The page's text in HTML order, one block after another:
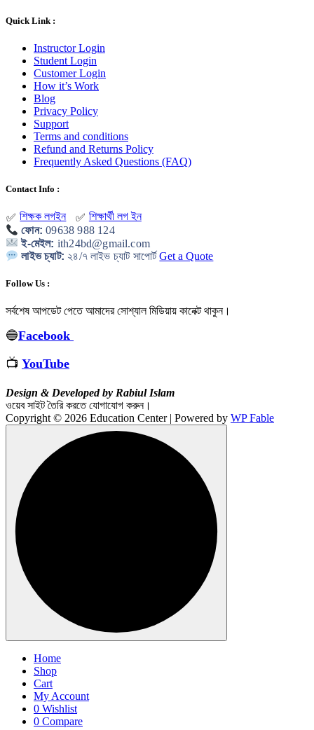
Quick Link :
Instructor Login
Student Login
Customer Login
How it’s Work
Blog
Privacy Policy
Support
Terms and conditions
Refund and Returns Policy
Frequently Asked Questions (FAQ)
Contact Info :
✅ শিক্ষক লগইন ✅ শিক্ষার্থী লগ ইন
ফোন: 09638 988 124
ই-মেইল: ith24bd@gmail.com
লাইভ চ্যাট: ২৪/৭ লাইভ চ্যাট সাপোর্টGet a Quote
Follow Us :
সর্বশেষ আপডেট পেতে আমাদের সোশ্যাল মিডিয়ায় কানেক্ট থাকুন।
🔵Facebook
📺 YouTube
Design & Developed by Rabiul Islam
ওয়েব সাইট তৈরি করতে যোগাযোগ করুন।
Copyright © 2026 Education Center | Powered by WP Fable
Home
Shop
Cart
My Account
0 Wishlist
0 Compare